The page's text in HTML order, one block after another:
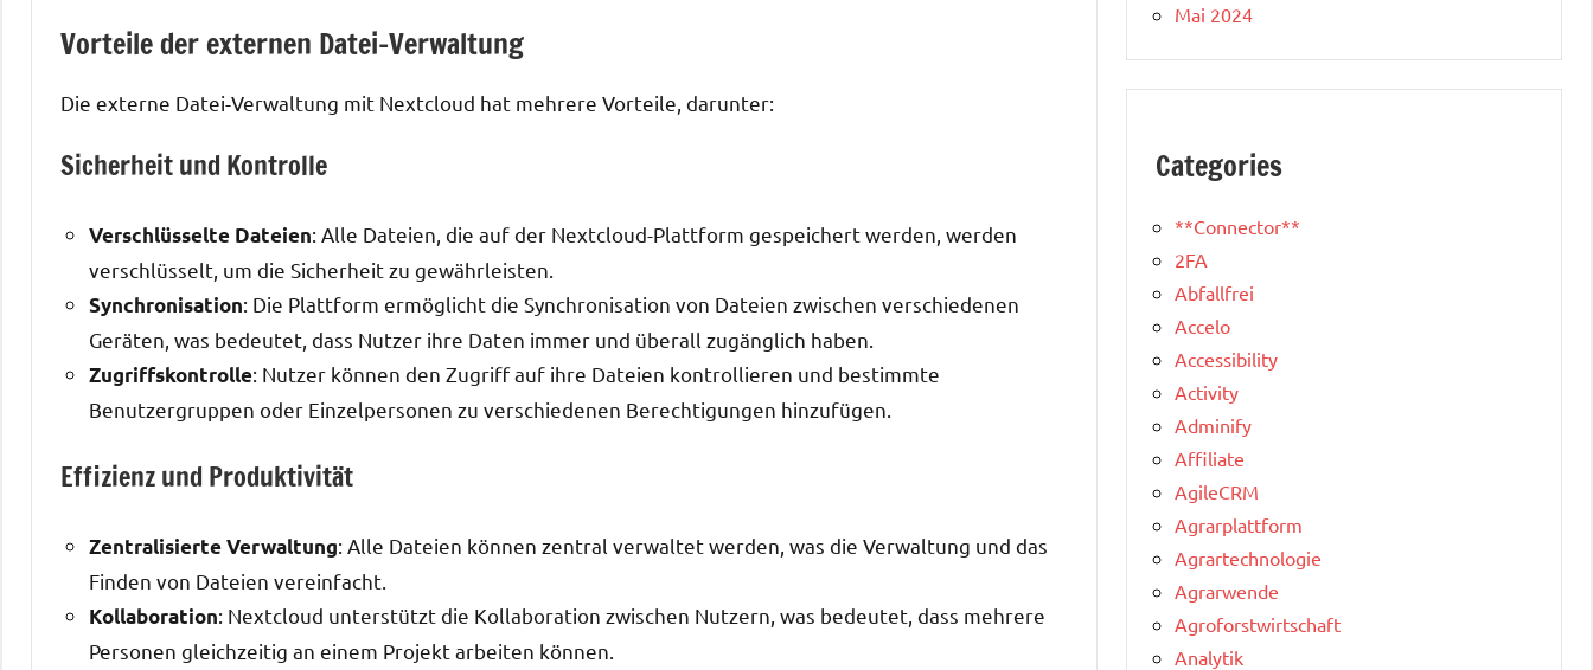
Vorteile der externen Datei-Verwaltung
Die externe Datei-Verwaltung mit Nextcloud hat mehrere Vorteile, darunter:
Sicherheit und Kontrolle
Verschlüsselte Dateien: Alle Dateien, die auf der Nextcloud-Plattform gespeichert werden, werden
verschlüsselt, um die Sicherheit zu gewährleisten.
Synchronisation: Die Plattform ermöglicht die Synchronisation von Dateien zwischen verschiedenen
Geräten, was bedeutet, dass Nutzer ihre Daten immer und überall zugänglich haben.
Zugriffskontrolle: Nutzer können den Zugriff auf ihre Dateien kontrollieren und bestimmte
Benutzergruppen oder Einzelpersonen zu verschiedenen Berechtigungen hinzufügen.
Effizienz und Produktivität
Zentralisierte Verwaltung: Alle Dateien können zentral verwaltet werden, was die Verwaltung und das
Finden von Dateien vereinfacht.
Kollaboration: Nextcloud unterstützt die Kollaboration zwischen Nutzern, was bedeutet, dass mehrere
Personen gleichzeitig an einem Projekt arbeiten können.
Mai 2024
Categories
**Connector**
2FA
Abfallfrei
Accelo
Accessibility
Activity
Adminify
Affiliate
AgileCRM
Agrarplattform
Agrartechnologie
Agrarwende
Agroforstwirtschaft
Analytik